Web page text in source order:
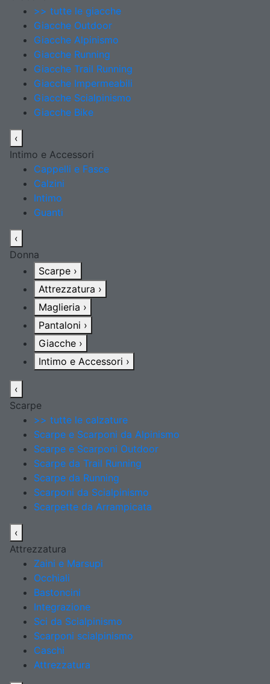
>> tutte le giacche
Giacche Outdoor
Giacche Alpinismo
Giacche Running
Giacche Trail Running
Giacche Impermeabili
Giacche Scialpinismo
Giacche Bike
‹
Intimo e Accessori
Cappelli e Fasce
Calzini
Intimo
Guanti
‹
Donna
Scarpe ›
Attrezzatura ›
Maglieria ›
Pantaloni ›
Giacche ›
Intimo e Accessori ›
‹
Scarpe
>> tutte le calzature
Scarpe e Scarponi da Alpinismo
Scarpe e Scarponi Outdoor
Scarpe da Trail Running
Scarpe da Running
Scarponi da Scialpinismo
Scarpette da Arrampicata
‹
Attrezzatura
Zaini e Marsupi
Occhiali
Bastoncini
Integrazione
Sci da Scialpinismo
Scarponi scialpinismo
Caschi
Attrezzatura